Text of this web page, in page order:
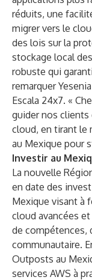
réduits, une
migrer vers le
des lois sur la
stockage local
robuste qui
remarquer
Escala 24x7. «
guider nos clients
cloud, en tirant le
au Mexique pour
Investir au
La nouvelle
en date des
Mexique visant à
cloud avancées
de compétences,
communautaire.
Outposts au
services AWS à